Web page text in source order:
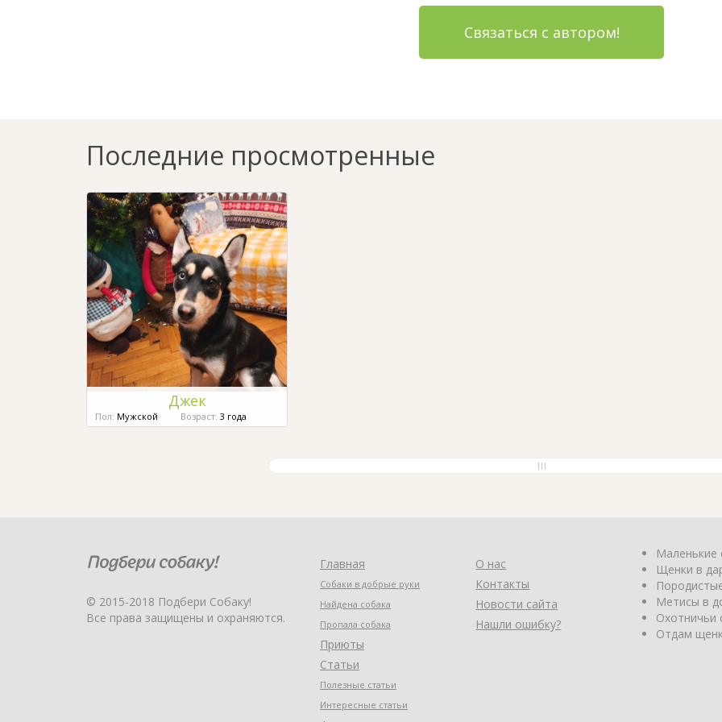
Связаться с автором!
Последние просмотренные
Джек
Пол: Мужской Возраст: 3 года
© 2015-2018 Подбери Собаку!
Все права защищены и охраняются.
Главная
Собаки в добрые руки
Найдена собака
Пропала собака
Приюты
Статьи
Полезные статьи
Интересные статьи
О нас
Контакты
Новости сайта
Нашли ошибку?
Маленькие
Щенки в
Метисы в
Охотничьи
Отдам